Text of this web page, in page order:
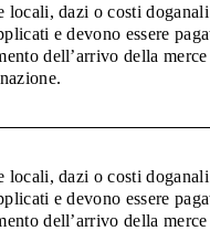
locali, dazi o costi doganali
e devono essere
dell’arrivo della merce
locali, dazi o costi doganali
e devono essere
dell’arrivo della merce